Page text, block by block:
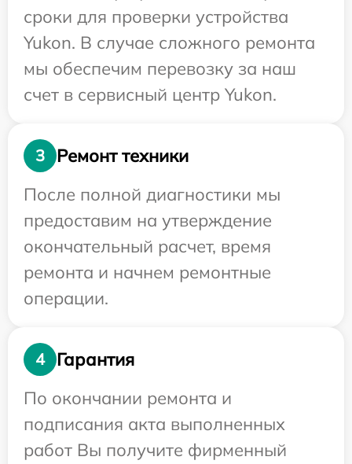
сроки для проверки устройства
Yukon. В случае сложного ремонта
мы обеспечим перевозку за наш
счет в сервисный центр Yukon.
3
Ремонт техники
После полной диагностики мы
предоставим на утверждение
окончательный расчет, время
ремонта и начнем ремонтные
операции.
4
Гарантия
По окончании ремонта и
подписания акта выполненных
работ Вы получите фирменный